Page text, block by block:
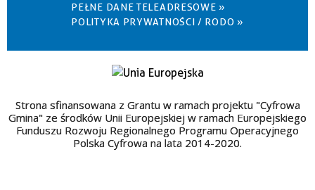
PEŁNE DANE TELEADRESOWE »
POLITYKA PRYWATNOŚCI / RODO »
Strona sfinansowana z Grantu w ramach projektu "Cyfrowa
Gmina" ze środków Unii Europejskiej w ramach Europejskiego
Funduszu Rozwoju Regionalnego Programu Operacyjnego
Polska Cyfrowa na lata 2014-2020.